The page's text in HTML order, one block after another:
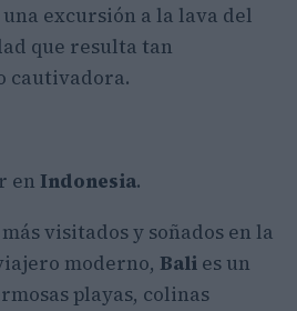
excursión a la lava del
que resulta tan
cautivadora.
en Indonesia.
visitados y soñados en la
moderno, Bali es un
playas, colinas